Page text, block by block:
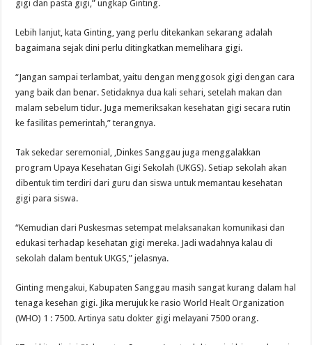
gigi dan pasta gigi,” ungkap Ginting.
Lebih lanjut, kata Ginting, yang perlu ditekankan sekarang adalah
bagaimana sejak dini perlu ditingkatkan memelihara gigi.
“Jangan sampai terlambat, yaitu dengan menggosok gigi dengan cara
yang baik dan benar. Setidaknya dua kali sehari, setelah makan dan
malam sebelum tidur. Juga memeriksakan kesehatan gigi secara rutin
ke fasilitas pemerintah,” terangnya.
Tak sekedar seremonial, ,Dinkes Sanggau juga menggalakkan
program Upaya Kesehatan Gigi Sekolah (UKGS). Setiap sekolah akan
dibentuk tim terdiri dari guru dan siswa untuk memantau kesehatan
gigi para siswa.
“Kemudian dari Puskesmas setempat melaksanakan komunikasi dan
edukasi terhadap kesehatan gigi mereka. Jadi wadahnya kalau di
sekolah dalam bentuk UKGS,” jelasnya.
Ginting mengakui, Kabupaten Sanggau masih sangat kurang dalam hal
tenaga kesehan gigi. Jika merujuk ke rasio World Healt Organization
(WHO) 1 : 7500. Artinya satu dokter gigi melayani 7500 orang.